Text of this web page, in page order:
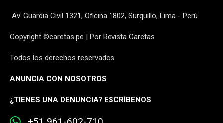
Av. Guardia Civil 1321, Oficina 1802, Surquillo, Lima - Perú
Copyright ©caretas.pe | Por Revista Caretas
Todos los derechos reservados
ANUNCIA CON NOSOTROS
¿TIENES UNA DENUNCIA? ESCRÍBENOS